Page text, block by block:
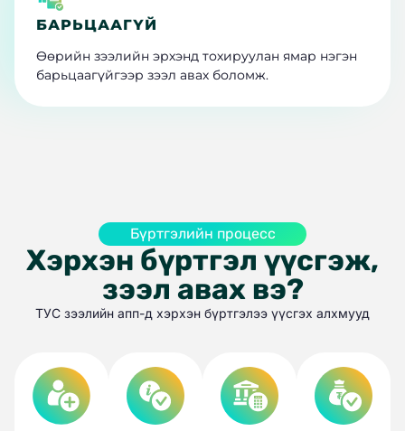
БАРЬЦААГҮЙ
Өөрийн зээлийн эрхэнд тохируулан ямар нэгэн
барьцаагүйгээр зээл авах боломж.
Бүртгэлийн процесс
Хэрхэн бүртгэл үүсгэж,
зээл авах вэ?
ТУС зээлийн апп-д хэрхэн бүртгэлээ үүсгэх алхмууд